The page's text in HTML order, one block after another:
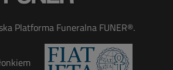
Platforma Funeralna FUNER®.